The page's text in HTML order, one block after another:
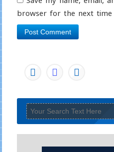
browser for the next time